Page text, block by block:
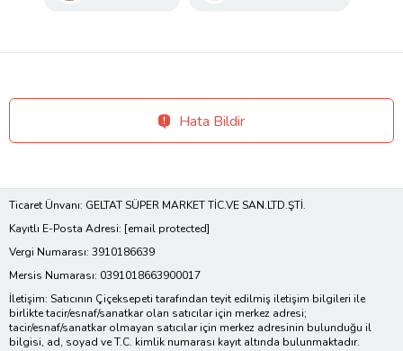
Hata Bildir
Ticaret Ünvanı: GELTAT SÜPER MARKET TİC.VE SAN.LTD.ŞTİ.
Kayıtlı E-Posta Adresi: [email protected]
Vergi Numarası: 3910186639
Mersis Numarası: 0391018663900017
İletişim: Satıcının Çiçeksepeti tarafından teyit edilmiş iletişim bilgileri ile
birlikte tacir/esnaf/sanatkar olan satıcılar için merkez adresi;
tacir/esnaf/sanatkar olmayan satıcılar için merkez adresinin bulunduğu il
bilgisi, ad, soyad ve T.C. kimlik numarası kayıt altında bulunmaktadır.